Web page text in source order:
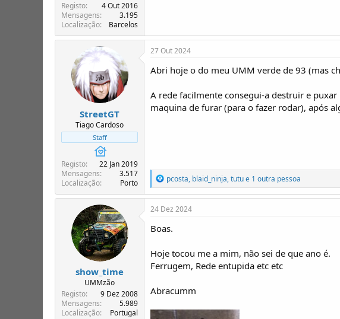
Registo
4 Out 2016
Mensagens
3.195
Localização
Barcelos
StreetGT
Tiago Cardoso
Staff
Registo
22 Jan 2019
Mensagens
3.517
Localização
Porto
27 Out 2024
Abri hoje o do meu UMM verde de 93 (mas
A rede facilmente consegui-a destruir e
maquina de furar (para o fazer rodar), após
R
e
a
ç
e
s
pcosta, blaid_ninja,tutue 1 outra pessoa
show_time
UMMzão
Registo
9 Dez 2008
Mensagens
5.989
Localização
Portugal
24 Dez 2024
Boas.
Hoje tocou me a mim, não sei de que ano é.
Ferrugem, Rede entupida etc etc
Abracumm